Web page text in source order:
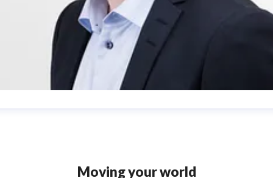
Moving your world